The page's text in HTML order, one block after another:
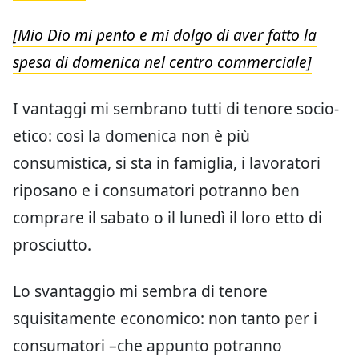
[Mio Dio mi pento e mi dolgo di aver fatto la
spesa di domenica nel centro commerciale]
I vantaggi mi sembrano tutti di tenore socio-
etico: così la domenica non è più
consumistica, si sta in famiglia, i lavoratori
riposano e i consumatori potranno ben
comprare il sabato o il lunedì il loro etto di
prosciutto.
Lo svantaggio mi sembra di tenore
squisitamente economico: non tanto per i
consumatori –che appunto potranno